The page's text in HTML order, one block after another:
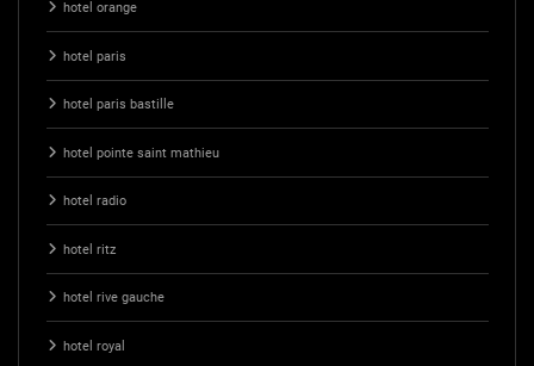
hotel orange
hotel paris
hotel paris bastille
hotel pointe saint mathieu
hotel radio
hotel ritz
hotel rive gauche
hotel royal